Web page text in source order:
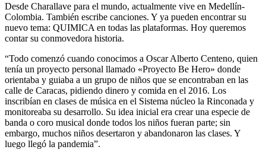
Desde Charallave para el mundo, actualmente vive en Medellín-
Colombia. También escribe canciones. Y ya pueden encontrar su
nuevo tema: QUIMICA en todas las plataformas. Hoy queremos
contar su conmovedora historia.
“Todo comenzó cuando conocimos a Oscar Alberto Centeno, quien
tenía un proyecto personal llamado «Proyecto Be Hero» donde
orientaba y guiaba a un grupo de niños que se encontraban en las
calle de Caracas, pidiendo dinero y comida en el 2016. Los
inscribían en clases de música en el Sistema núcleo la Rinconada y
monitoreaba su desarrollo. Su idea inicial era crear una especie de
banda o coro musical donde todos los niños fueran parte; sin
embargo, muchos niños desertaron y abandonaron las clases. Y
luego llegó la pandemia”.